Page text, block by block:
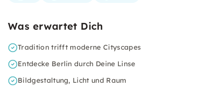
Was erwartet Dich
Tradition trifft moderne Cityscapes
Entdecke Berlin durch Deine Linse
Bildgestaltung, Licht und Raum